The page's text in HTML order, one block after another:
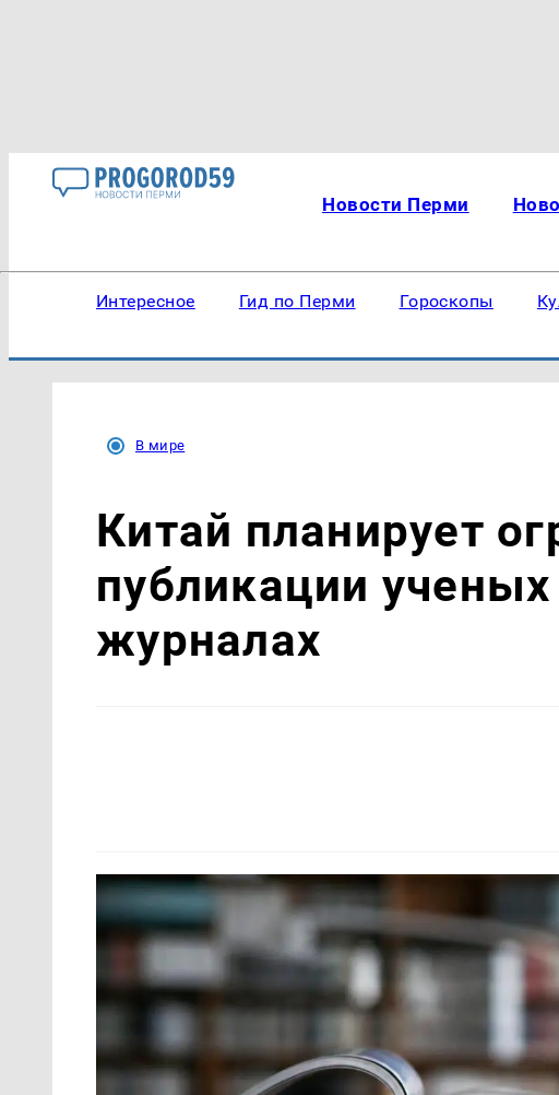
Новости Перми
Интересное Гид по Перми Гороскопы
В мире
Китай планирует
публикации
журналах